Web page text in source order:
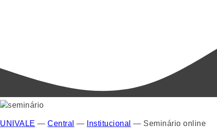
UNIVALE — Central — Institucional — Seminário online